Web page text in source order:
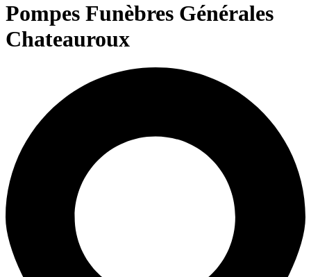
Pompes Funèbres Générales
Chateauroux